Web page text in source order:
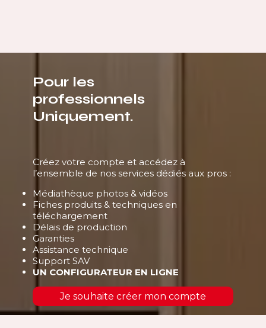
Pour les
professionnels
Uniquement.
Créez votre compte et accédez à
l’ensemble de nos services dédiés aux pros :
Médiathèque photos & vidéos
Fiches produits & techniques en
téléchargement
Délais de production
Garanties
Assistance technique
Support SAV
UN CONFIGURATEUR EN LIGNE
Je souhaite créer mon compte